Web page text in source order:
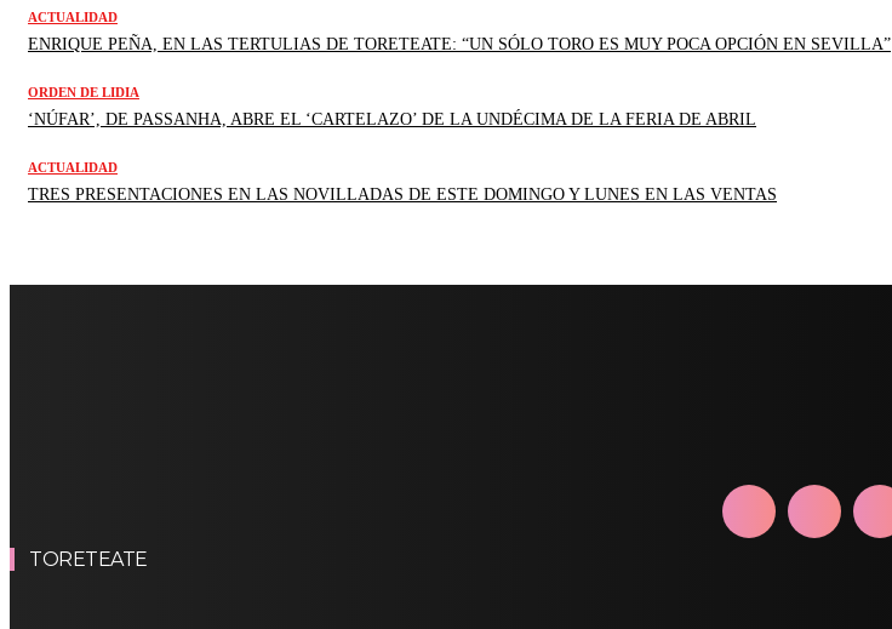
ACTUALIDAD
ENRIQUE PEÑA, EN LAS TERTULIAS DE TORETEATE: “UN SÓLO TORO ES MUY POCA OPCIÓN EN SEVILLA”
ORDEN DE LIDIA
‘NÚFAR’, DE PASSANHA, ABRE EL ‘CARTELAZO’ DE LA UNDÉCIMA DE LA FERIA DE ABRIL
ACTUALIDAD
TRES PRESENTACIONES EN LAS NOVILLADAS DE ESTE DOMINGO Y LUNES EN LAS VENTAS
TORETEATE